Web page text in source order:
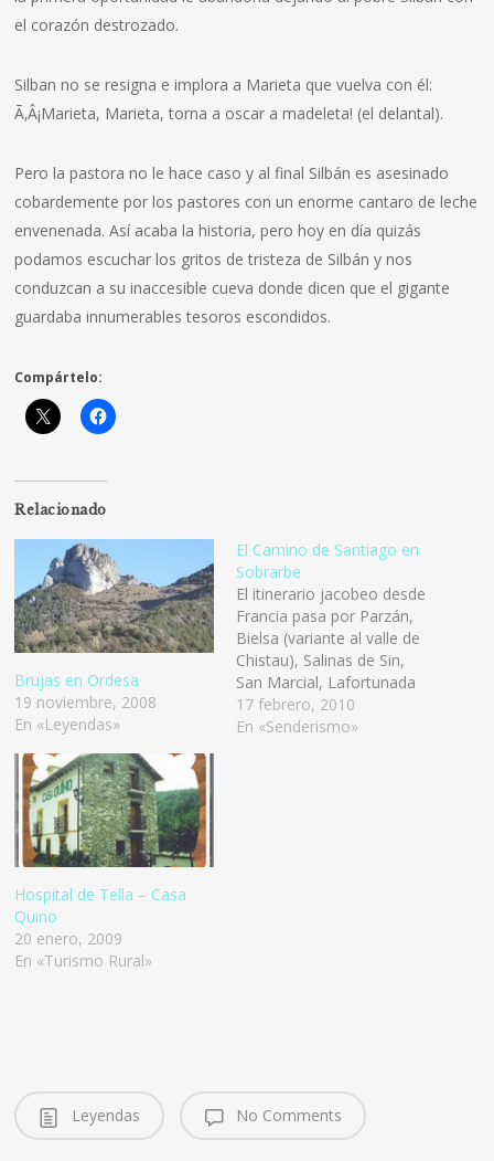
el corazón destrozado.
Silban no se resigna e implora a Marieta que vuelva con él:
Ã‚Â¡Marieta, Marieta, torna a oscar a madeleta! (el delantal).
Pero la pastora no le hace caso y al final Silbán es asesinado
cobardemente por los pastores con un enorme cantaro de leche
envenenada. Así­ acaba la historia, pero hoy en dí­a quizás
podamos escuchar los gritos de tristeza de Silbán y nos
conduzcan a su inaccesible cueva donde dicen que el gigante
guardaba innumerables tesoros escondidos.
Compártelo:
Relacionado
Brujas en Ordesa
19 noviembre, 2008
En «Leyendas»
El Camino de Santiago en
Sobrarbe
El itinerario jacobeo desde
Francia pasa por Parzán,
Bielsa (variante al valle de
Chistau), Salinas de Sin,
San Marcial, Lafortunada
(iglesias de San José,
Santiago en Cerasa y
17 febrero, 2010
En «Senderismo»
Hospital de Tella – Casa
Quino
20 enero, 2009
En «Turismo Rural»
Leyendas No Comments